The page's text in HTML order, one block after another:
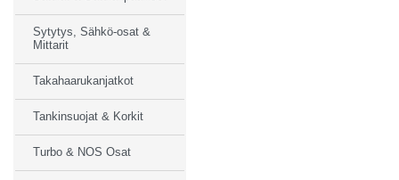
Sytytys, Sähkö-osat &
Mittarit
Takahaarukanjatkot
Tankinsuojat & Korkit
Turbo & NOS Osat